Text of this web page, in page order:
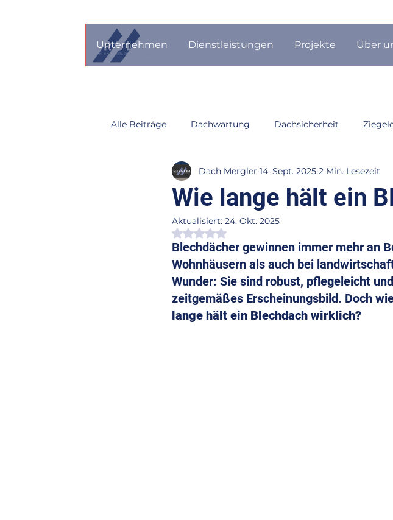
Unternehmen Dienstleistungen Projekte Über
Alle Beiträge Dachwartung Dachsicherheit
Dachfenster Dachsanierung Blechdach
Dachpflege Dachdecker nähe München
Wie lange hält ein
Dach Mergler 14. Sept. 2025 2 Min. Lesezeit
Aktualisiert: 24. Okt. 2025
Mit NaN von 5 Sternen bewertet.
Blechdächer gewinnen immer mehr an
Wohnhäusern als auch bei
Wunder: Sie sind robust, pflegeleicht
zeitgemäßes Erscheinungsbild. Doch
lange hält ein Blechdach wirklich?